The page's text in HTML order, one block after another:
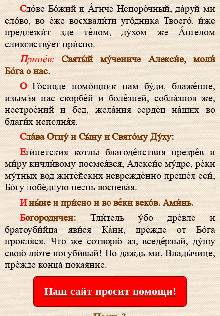
Сло́ве Бо́жий и А́гнче Непоро́чный, да́руй ми
сло́во, во е́же восхвали́ти уго́дника Твоего́, и́же
предлежи́т зде те́лом, ду́хом же А́нгелом
сликовству́ет при́сно.
Припе́в:
Святы́й му́чениче Алекси́е, моли́
Бо́га о нас.
О Го́споде помо́щник нам бу́ди, блаже́нне,
изыма́я нас скорбе́й и боле́зней, собла́знов же,
нестрое́ний и бед, жела́ния серде́ц на́ших во
благи́х исполня́я.
Сла́ва Отцу́ и Сы́ну и Свято́му Ду́ху:
Еги́петския котлы́ благоде́нствия презре́в и
ми́ру кичли́вому посмея́вся, Алекси́е му́дре, ре́ки
му́тных вод жите́йских неврежде́нно преше́л еси́,
Бо́гу побе́дную песнь воспева́я.
И ны́не и при́сно и во ве́ки веко́в. Ами́нь.
Богородичен:Тли́тель у́бо дре́вле и
братоуби́йца яви́ся Ка́ин, пре́жде от Бо́га
прокля́ся. Что же сотворю́ аз, вседе́рзый, ду́шу
свою́ лю́те погуби́вый! Но даждь ми, Влады́чице,
пре́жде конца́ покая́ние.
Наш сайт просит помощи!